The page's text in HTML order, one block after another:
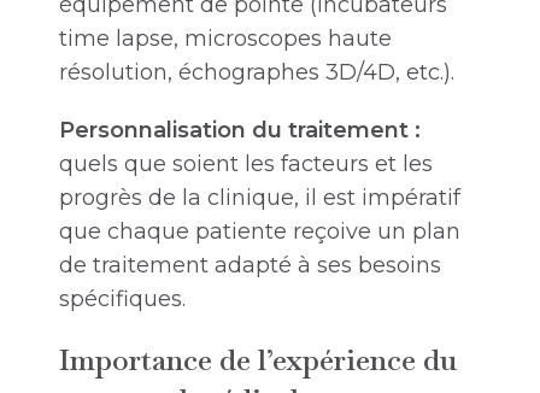
équipement de pointe (incubateurs
time lapse, microscopes haute
résolution, échographes 3D/4D, etc.).
Personnalisation du traitement :
quels que soient les facteurs et les
progrès de la clinique, il est impératif
que chaque patiente reçoive un plan
de traitement adapté à ses besoins
spécifiques.
Importance de l’expérience du